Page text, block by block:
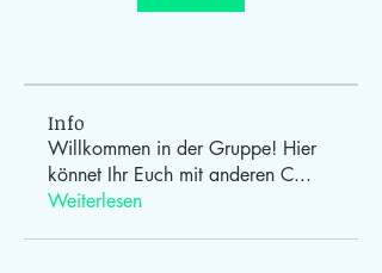
Info
Willkommen in der Gruppe! Hier
könnet Ihr Euch mit anderen C...
Weiterlesen